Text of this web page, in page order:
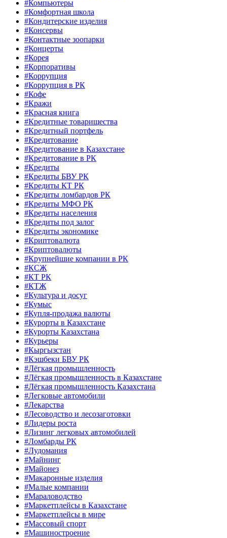
#Компьютеры
#Комфортная школа
#Кондитерские изделия
#Консервы
#Контактные зоопарки
#Концерты
#Корея
#Корпоративы
#Коррупция
#Коррупция в РК
#Кофе
#Кражи
#Красная книга
#Кредитные товарищества
#Кредитный портфель
#Кредитование
#Кредитование в Казахстане
#Кредитование в РК
#Кредиты
#Кредиты БВУ РК
#Кредиты КТ РК
#Кредиты ломбардов РК
#Кредиты МФО РК
#Кредиты населения
#Кредиты под залог
#Кредиты экономике
#Криптовалюта
#Криптовалюты
#Крупнейшие компании в РК
#КСЖ
#КТ РК
#КТЖ
#Культура и досуг
#Кумыс
#Купля-продажа валюты
#Курорты в Казахстане
#Курорты Казахстана
#Курьеры
#Кыргызстан
#Кэшбеки БВУ РК
#Лёгкая промышленность
#Лёгкая промышленность в Казахстане
#Лёгкая промышленность Казахстана
#Легковые автомобили
#Лекарства
#Лесоводство и лесозаготовки
#Лидеры роста
#Лизинг легковых автомобилей
#Ломбарды РК
#Лудомания
#Майнинг
#Майонез
#Макаронные изделия
#Малые компании
#Мараловодство
#Маркетплейсы в Казахстане
#Маркетплейсы в мире
#Массовый спорт
#Машиностроение